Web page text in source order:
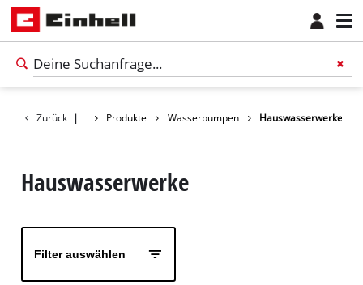
Zurück | Produkte Wasserpumpen Hauswasserwerke
Hauswasserwerke
Filter auswählen